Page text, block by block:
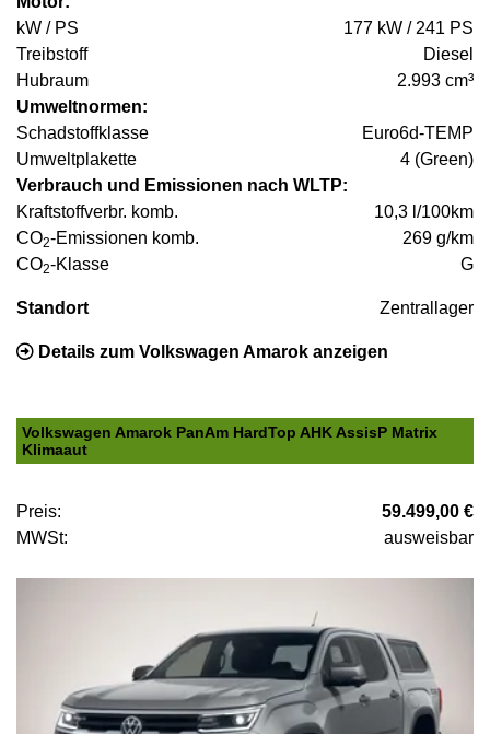
kW / PS
177 kW / 241 PS
Treibstoff
Diesel
Hubraum
2.993 cm³
Umweltnormen:
Schadstoffklasse
Euro6d-TEMP
Umweltplakette
4 (Green)
Verbrauch und Emissionen nach WLTP:
Kraftstoffverbr. komb.
10,3 l/100km
CO2-Emissionen komb.
269 g/km
CO2-Klasse G
Standort Zentrallager
Details zum Volkswagen Amarok anzeigen
Volkswagen Amarok PanAm HardTop AHK AssisP Matrix
Klimaaut
Preis:
59.499,00 €
MWSt:
ausweisbar